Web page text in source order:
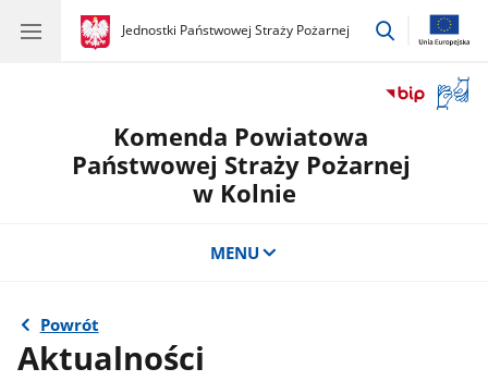
gov.pl
Jednostki Państwowej Straży Pożarnej
gov.pl
Jednostki
przejdź
okno
Komenda Powiatowa
Państwowej Straży Pożarnej
w Kolnie
MENU
Powrót
Aktualności